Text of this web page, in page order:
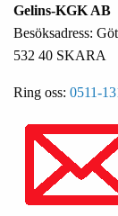
Gelins-KGK AB
Besöksadress:
532 40 SKARA
Ring oss: 0511-